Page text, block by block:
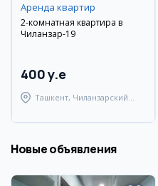
Аренда квартир
2-комнатная квартира в
Чиланзар-19
400 y.e
Ташкент, Чиланзарский
Новые объявления